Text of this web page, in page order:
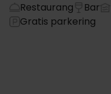
Restaurang Bar
Gratis parkering